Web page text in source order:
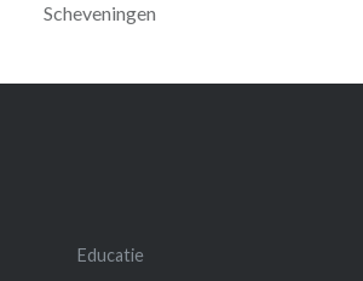
Scheveningen
Educatie